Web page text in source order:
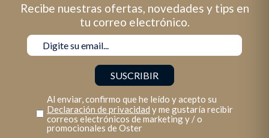
Recibe nuestras ofertas, novedades y tips en
tu correo electrónico.
Al enviar, confirmo que he leído y acepto su
Declaración de privacidad y me gustaría recibir
correos electrónicos de marketing y / o
promocionales de Oster